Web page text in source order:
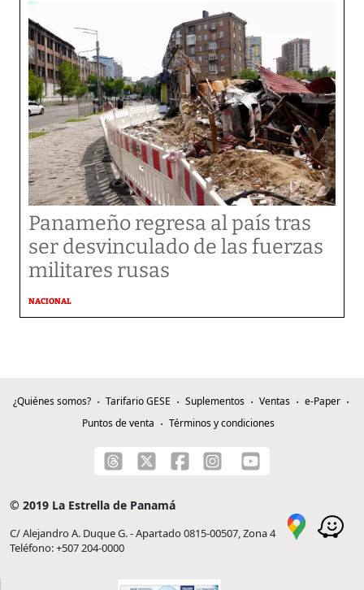
Panameño regresa al país tras
ser desvinculado de las fuerzas
militares rusas
NACIONAL
¿Quiénes somos? Tarifario GESE Suplementos Ventas
e-Paper
Puntos de venta
Términos y condiciones
© 2019 La Estrella de Panamá
C/ Alejandro A. Duque G. - Apartado 0815-00507, Zona 4
Teléfono: +507 204-0000